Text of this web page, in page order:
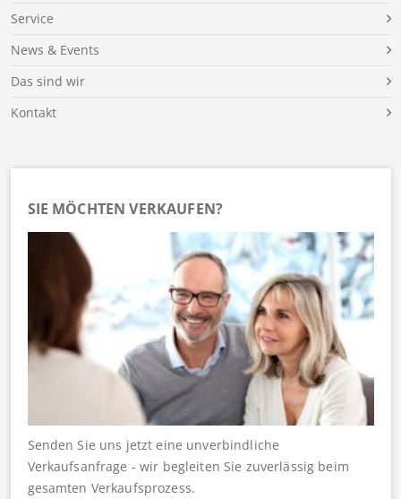
Service
News & Events
Das sind wir
Kontakt
SIE MÖCHTEN VERKAUFEN?
Senden Sie uns jetzt eine unverbindliche
Verkaufsanfrage - wir begleiten Sie zuverlässig beim
gesamten Verkaufsprozess.